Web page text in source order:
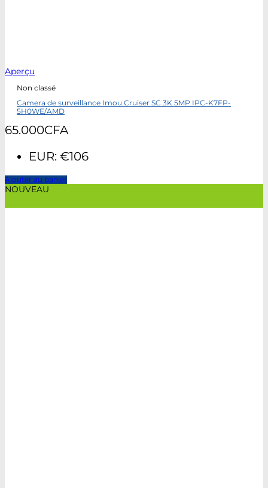
Aperçu
Non classé
Camera de surveillance Imou Cruiser SC 3K 5MP IPC-K7FP-
5H0WE/AMD
65.000CFA
EUR: €106
Ajouter au panier
NOUVEAU